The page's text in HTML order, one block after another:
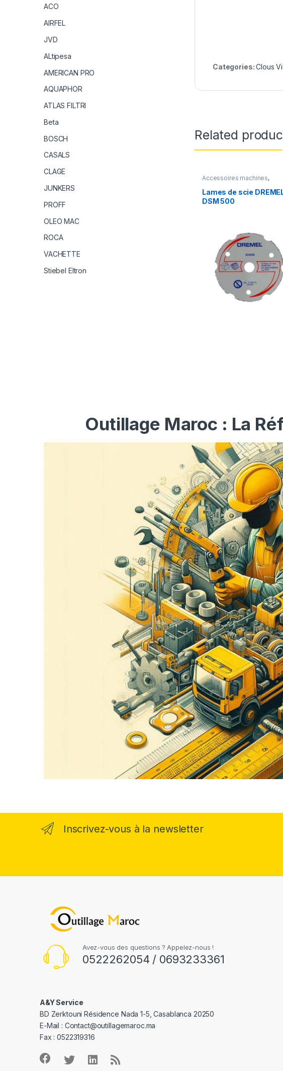
Categories:Clous
Related
Accessoires machines,
Lames de scie
DSM 500
ACO
AIRFEL
JVD
ALtipesa
AMERICAN PRO
AQUAPHOR
ATLAS FILTRI
Beta
BOSCH
CASALS
CLAGE
JUNKERS
PROFF
OLEO MAC
ROCA
VACHETTE
Stiebel Eltron
Outillage Maroc : La
Inscrivez-vous à la newsletter
Avez-vous des questions ? Appelez-nous !
0522262054 / 0693233361
A&Y Service
BD Zerktouni Résidence Nada 1-5, Casablanca 20250
E-Mail : Contact@outillagemaroc.ma
Fax : 0522319316